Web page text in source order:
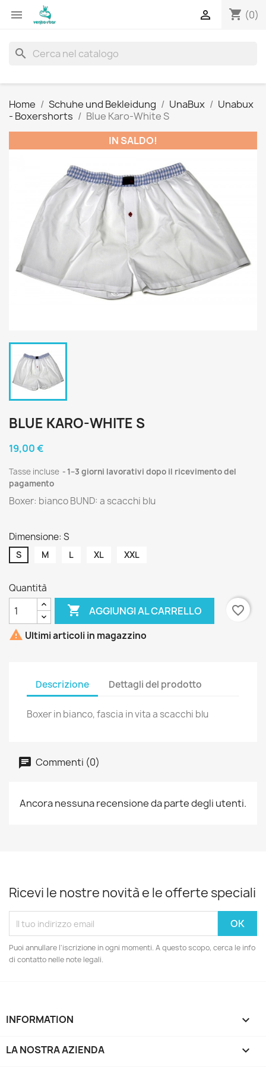
 shopping_cart (0)

search
Home Schuhe und Bekleidung UnaBux
Unabux
- Boxershorts
Blue Karo-White S
IN SALDO!
BLUE KARO-WHITE S
19,00 €
Tasse incluse
1–3 giorni lavorativi dopo il ricevimento del
pagamento
Boxer: bianco BUND: a scacchi blu
Dimensione: S
S M L XL XXL
Quantità
 AGGIUNGI AL CARRELLO
favorite_border
 Ultimi articoli in magazzino
Descrizione Dettagli del prodotto
Boxer in bianco, fascia in vita a scacchi blu
Commenti (0)
Ancora nessuna recensione da parte degli utenti.
Ricevi le nostre novità e le offerte speciali
Puoi annullare l'iscrizione in ogni momenti. A questo scopo, cerca le info
di contatto nelle note legali.
INFORMATION 
LA NOSTRA AZIENDA 